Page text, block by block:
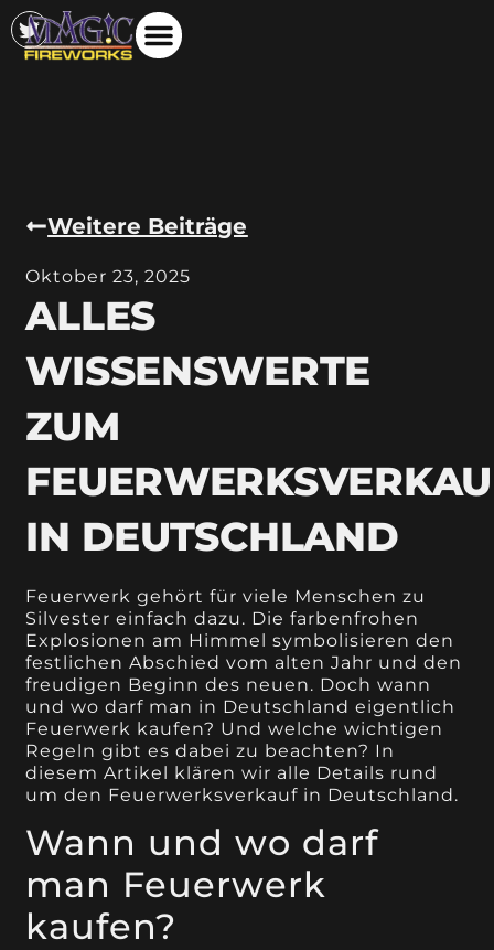
Weitere Beiträge
Oktober 23, 2025
ALLES
WISSENSWERTE
ZUM
IN DEUTSCHLAND
Feuerwerk gehört für viele Menschen zu
Silvester einfach dazu. Die farbenfrohen
Explosionen am Himmel symbolisieren den
festlichen Abschied vom alten Jahr und den
freudigen Beginn des neuen. Doch wann
und wo darf man in Deutschland eigentlich
Feuerwerk kaufen? Und welche wichtigen
Regeln gibt es dabei zu beachten? In
diesem Artikel klären wir alle Details rund
um den Feuerwerksverkauf in Deutschland.
Wann und wo darf
man Feuerwerk
kaufen?